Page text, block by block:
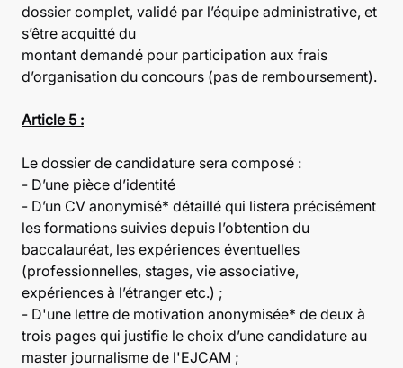
dossier complet, validé par l’équipe administrative, et
s’être acquitté du
montant demandé pour participation aux frais
d’organisation du concours (pas de remboursement).
Article 5 :
Le dossier de candidature sera composé :
- D’une pièce d’identité
- D’un CV anonymisé* détaillé qui listera précisément
les formations suivies depuis l’obtention du
baccalauréat, les expériences éventuelles
(professionnelles, stages, vie associative,
expériences à l’étranger etc.) ;
- D'une lettre de motivation anonymisée* de deux à
trois pages qui justifie le choix d’une candidature au
master journalisme de l'EJCAM ;